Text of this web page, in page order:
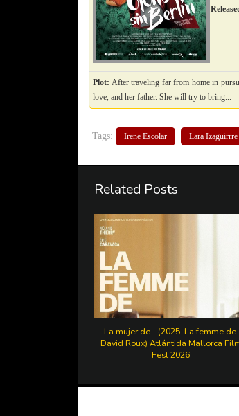
Plot: After traveling far from home in
love, and her father. She will try to bring...
Tags: Irene Escolar Lara Izaguirrre
Related Posts
La mujer de… (2025. La femme de.
David Roux) Atlántida Mallorca
Fest 2026